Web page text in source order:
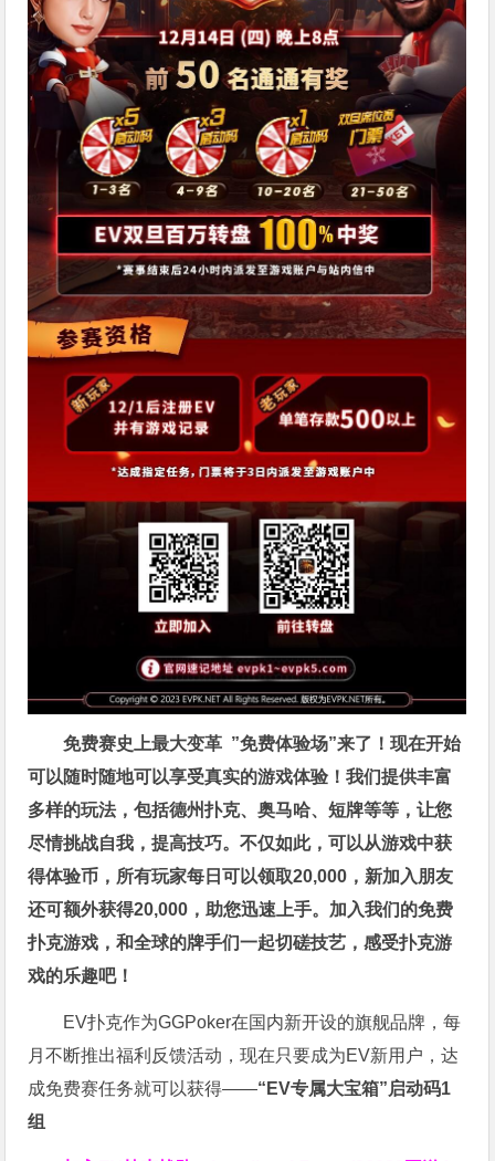
免费赛史上最大变革 ”免费体验场”来了！现在开始
可以随时随地可以享受真实的游戏体验！我们提供丰富
多样的玩法，包括德州扑克、奥马哈、短牌等等，让您
尽情挑战自我，提高技巧。不仅如此，可以从游戏中获
得体验币，所有玩家每日可以领取20,000，新加入朋友
还可额外获得20,000，助您迅速上手。 加入我们的免费
扑克游戏，和全球的牌手们一起切磋技艺，感受扑克游
戏的乐趣吧！
EV扑克作为GGPoker在国内新开设的旗舰品牌，每
月不断推出福利反馈活动，现在只要成为EV新用户，达
成免费赛任务就可以获得——“EV专属大宝箱”启动码1
组